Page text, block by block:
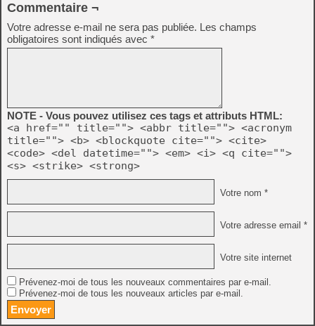
Commentaire ¬
Votre adresse e-mail ne sera pas publiée. Les champs
obligatoires sont indiqués avec *
NOTE - Vous pouvez utilisez ces tags et attributs HTML:
<a href="" title=""> <abbr title=""> <acronym
title=""> <b> <blockquote cite=""> <cite>
<code> <del datetime=""> <em> <i> <q cite="">
<s> <strike> <strong>
Votre nom *
Votre adresse email *
Votre site internet
Prévenez-moi de tous les nouveaux commentaires par e-mail.
Prévenez-moi de tous les nouveaux articles par e-mail.